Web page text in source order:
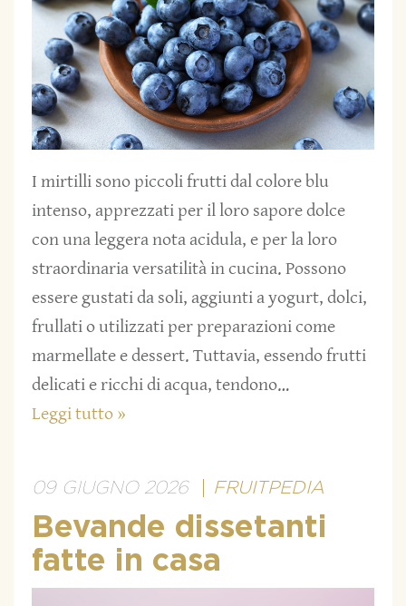
I mirtilli sono piccoli frutti dal colore blu
intenso, apprezzati per il loro sapore dolce
con una leggera nota acidula, e per la loro
straordinaria versatilità in cucina. Possono
essere gustati da soli, aggiunti a yogurt, dolci,
frullati o utilizzati per preparazioni come
marmellate e dessert. Tuttavia, essendo frutti
delicati e ricchi di acqua, tendono…
Leggi tutto »
09 GIUGNO 2026 FRUITPEDIA
Bevande dissetanti
fatte in casa